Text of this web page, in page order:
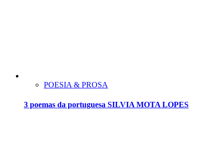
POESIA & PROSA
3 poemas da portuguesa SILVIA MOTA LOPES